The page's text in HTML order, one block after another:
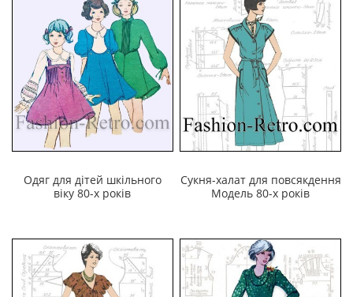
Одяг для дітей шкільного
віку 80-х років
Сукня-халат для повсякдення
Модель 80-х років